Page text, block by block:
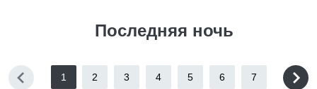
Последняя ночь
1 2 3 4 5 6 7